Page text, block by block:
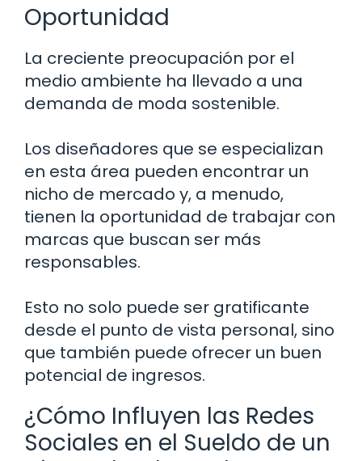
Oportunidad
La creciente preocupación por el
medio ambiente ha llevado a una
demanda de moda sostenible.
Los diseñadores que se especializan
en esta área pueden encontrar un
nicho de mercado y, a menudo,
tienen la oportunidad de trabajar con
marcas que buscan ser más
responsables.
Esto no solo puede ser gratificante
desde el punto de vista personal, sino
que también puede ofrecer un buen
potencial de ingresos.
¿Cómo Influyen las Redes
Sociales en el Sueldo de un